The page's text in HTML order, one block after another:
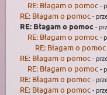
RE: Błagam o pomoc-
RE: Błagam o pomoc-
RE: Błagam o pomoc -
RE: Błagam o pomoc-
RE: Błagam o pomoc
RE: Błagam o pomoc-
RE: Błagam o pomoc-
RE: Błagam o pomoc-
RE: Błagam o pomoc-